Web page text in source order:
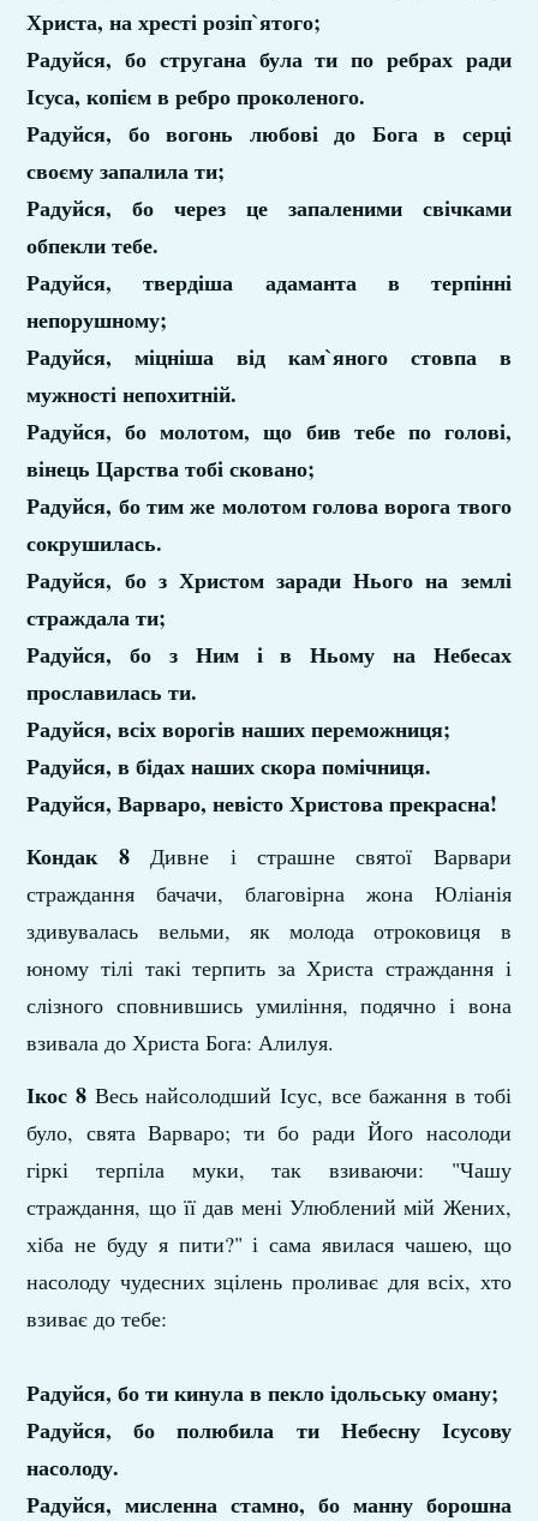
Христа, на хресті розіп`ятого;
Радуйся, бо стругана була ти по ребрах ради
Ісуса, копієм в ребро проколеного.
Радуйся, бо вогонь любові до Бога в серці
своєму запалила ти;
Радуйся, бо через це запаленими свічками
обпекли тебе.
Радуйся, твердіша адаманта в терпінні
непорушному;
Радуйся, міцніша від кам`яного стовпа в
мужності непохитній.
Радуйся, бо молотом, що бив тебе по голові,
вінець Царства тобі сковано;
Радуйся, бо тим же молотом голова ворога твого
сокрушилась.
Радуйся, бо з Христом заради Нього на землі
страждала ти;
Радуйся, бо з Ним і в Ньому на Небесах
прославилась ти.
Радуйся, всіх ворогів наших переможниця;
Радуйся, в бідах наших скора помічниця.
Радуйся, Варваро, невісто Христова прекрасна!
Кондак 8Дивне і страшне святої Варвари
страждання бачачи, благовірна жона Юліанія
здивувалась вельми, як молода отроковиця в
юному тілі такі терпить за Христа страждання і
слізного сповнившись умиління, подячно і вона
взивала до Христа Бога: Алилуя.
Ікос 8 Весь найсолодший Ісус, все бажання в тобі
було, свята Варваро; ти бо ради Його насолоди
гіркі терпіла муки, так взиваючи: "Чашу
страждання, що її дав мені Улюблений мій Жених,
хіба не буду я пити?" і сама явилася чашею, що
насолоду чудесних зцілень проливає для всіх, хто
взиває до тебе:
Радуйся, бо ти кинула в пекло ідольську оману;
Радуйся, бо полюбила ти Небесну Ісусову
насолоду.
Радуйся, мисленна стамно, бо манну борошна